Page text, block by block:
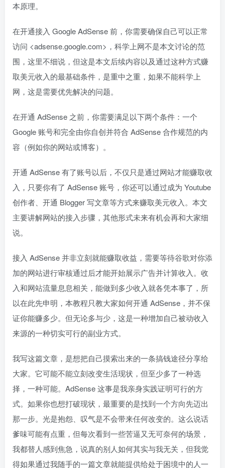
本原理。
在开通接入 Google AdSense 前，你需要确保自己可以正常
访问 <adsense.google.com>，科学上网不是本文讨论的范
围，这里不细说，但这是本文后续内容以及通过这种方式赚
取美元收入的最基础条件，是重中之重，如果不能科学上
网，这是需要优先解决的问题。
在开通 AdSense 之前，你需要满足以下两个条件：一个
Google 账号和完全由你自创并符合 AdSense 合作规范的内
容（例如你的网站或博客）。
开通 AdSense 有了账号以后，不仅只是通过网站才能赚取收
入，只要你有了 AdSense 账号，你还可以通过成为 Youtube
创作者、开通 Blogger 写文章等方式来赚取美元收入。本文
主要讲解网站的接入步骤，其他形式未来有机会再和大家细
说。
接入 AdSense 并非立刻就能赚取收益，需要等待谷歌对你添
加的网站进行审核通过后才能开始展示广告并计算收入。收
入和网站流量息息相关，能做到多少收入就各凭本事了，所
以在此先申明，本教程只教大家如何开通 AdSense，并不保
证你能赚多少。但无论多与少，这是一种增加自己被动收入
来源的一种切实可行的副业方式。
我写这篇文章，是想把自己摸索出来的一条搞钱途径分享给
大家。它可能不能立刻改变生活现状，但至少多了一种选
择，一种可能。AdSense 这事是我亲身实践证明可行的方
式。如果你也想打破现状，最重要的是找到一个方向先迈出
那一步。光是抱怨、叹气是不会带来任何改变的。这么说话
爹味可能有点重，但每次看到一些苦逼又无可奈何的场景，
我都替人感到焦急，说真的别人如何其实与我无关，但我觉
得如果通过我随手的一篇文章就能提供给处于困境中的人一